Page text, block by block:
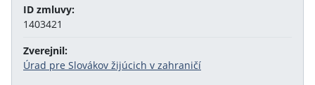
ID zmluvy:
1403421
Zverejnil:
Úrad pre Slovákov žijúcich v zahraničí